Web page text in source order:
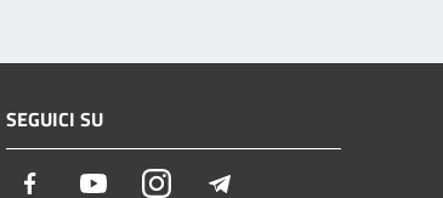
SEGUICI SU
Facebook YoutubeInstagram